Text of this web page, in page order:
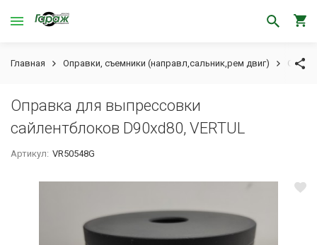
Главная Оправки, съемники (направл,сальник,рем двиг)
Оправка для выпрессовки
сайлентблоков D90xd80, VERTUL
Артикул: VR50548G